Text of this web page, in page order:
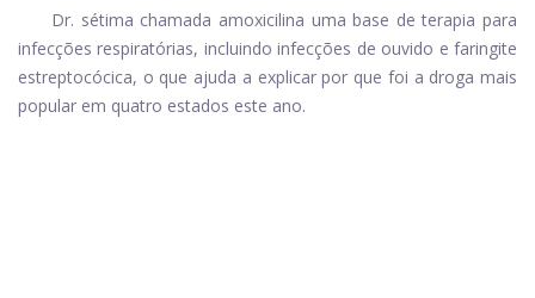
Dr. sétima chamada amoxicilina uma base de terapia para
infecções respiratórias, incluindo infecções de ouvido e faringite
estreptocócica, o que ajuda a explicar por que foi a droga mais
popular em quatro estados este ano.